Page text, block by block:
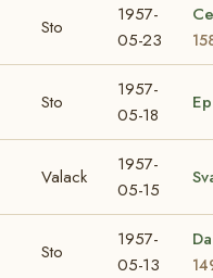
Sto
1957-
05-23
Sto
1957-
05-18
Valack
1957-
05-15
Sto
1957-
05-13